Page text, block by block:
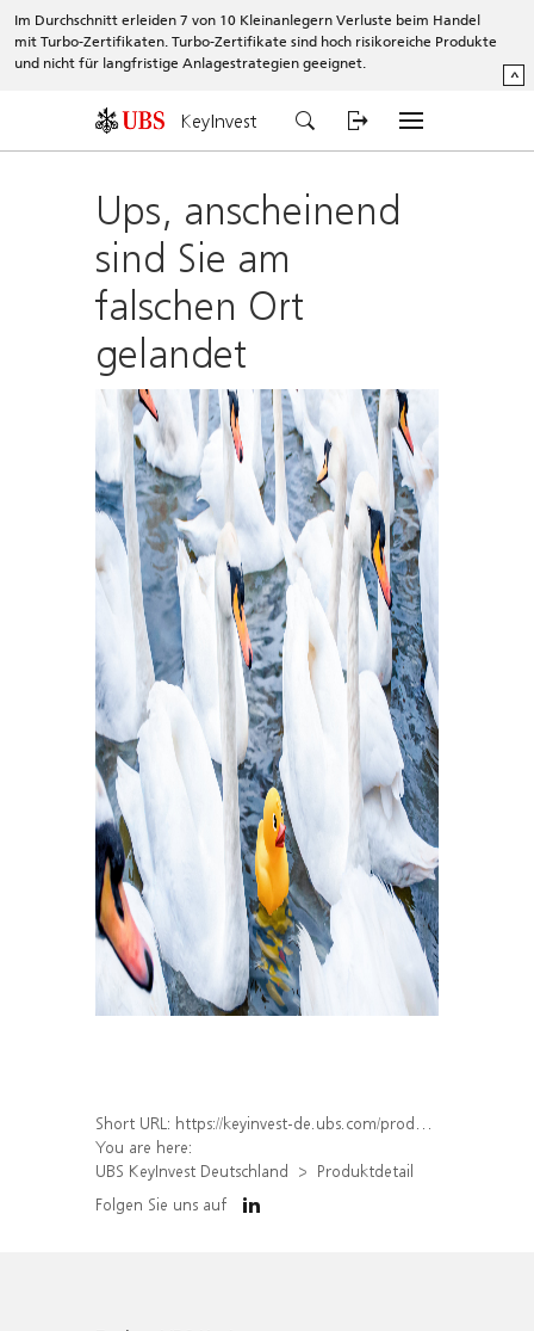
Im Durchschnitt erleiden 7 von 10 Kleinanlegern Verluste beim Handel
mit Turbo-Zertifikaten. Turbo-Zertifikate sind hoch risikoreiche Produkte
und nicht für langfristige Anlagestrategien geeignet.
^
KeyInvest
Ups, anscheinend
sind Sie am
falschen Ort
gelandet
Short URL: https://keyinvest-de.ubs.com/produkt/detail/index/isin/DE000WA79D21
You are here:
UBS KeyInvest Deutschland
Produktdetail
Folgen Sie uns auf